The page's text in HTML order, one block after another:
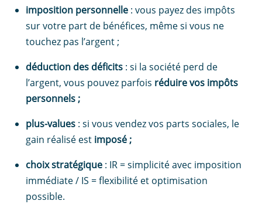
imposition personnelle : vous payez des impôts
sur votre part de bénéfices, même si vous ne
touchez pas l’argent ;
déduction des déficits : si la société perd de
l’argent, vous pouvez parfois réduire vos impôts
personnels ;
plus-values : si vous vendez vos parts sociales, le
gain réalisé est imposé ;
choix stratégique : IR = simplicité avec imposition
immédiate / IS = flexibilité et optimisation
possible.